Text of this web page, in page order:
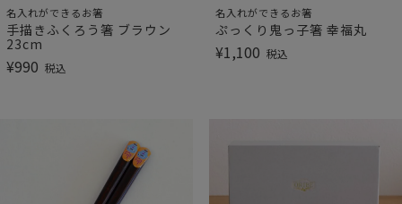
名入れができるお箸
手描きふくろう箸 ブラウン
23cm
¥990 税込
名入れができるお箸
ぷっくり鬼っ子箸 幸福丸
¥1,100 税込